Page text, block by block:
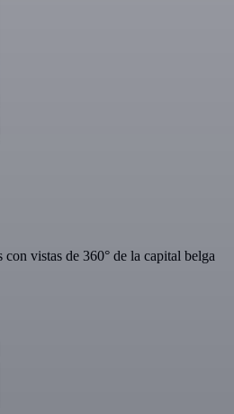
vistas de 360° de la capital belga